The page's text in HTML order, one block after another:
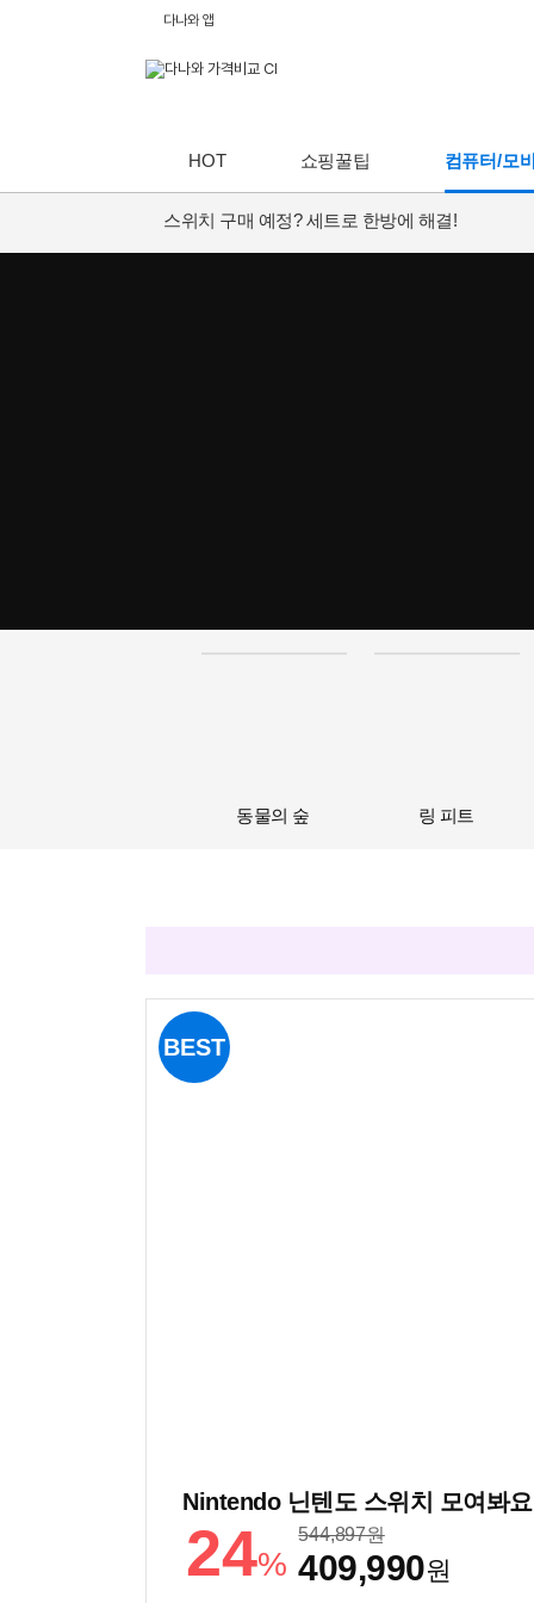
다나와 앱
HOT 쇼핑꿀팁 컴퓨터/모
스위치 구매 예정? 세트로 한방에 해결!
동물의 숲 링 피트
BEST
24%
544,897원
409,990원